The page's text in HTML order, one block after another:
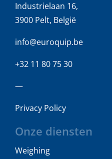
Industrielaan 16,
3900 Pelt, België
info@euroquip.be
+32 11 80 75 30
—
Privacy Policy
Onze diensten
Weighing